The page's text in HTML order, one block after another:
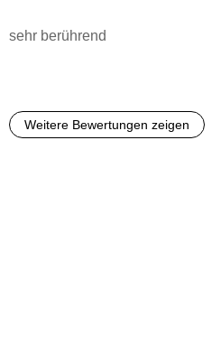
sehr berührend
Weitere Bewertungen zeigen